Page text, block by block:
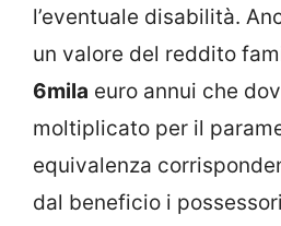
l’eventuale disabilità.
un valore del reddito
6mila euro annui che
moltiplicato per il
equivalenza
dal beneficio i